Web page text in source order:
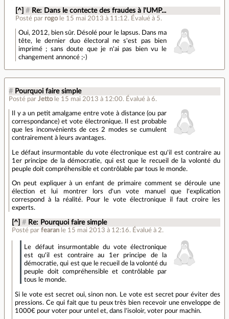
[^] # Re: Dans le contecte des fraudes à l'UMP...
Posté par rogo le 15 mai 2013 à 11:12. Évalué à 5.
Oui, 2012, bien sûr. Désolé pour le lapsus. Dans ma
tête, le dernier duo électoral ne s'est pas bien
imprimé ; sans doute que je n'ai pas bien vu le
changement annoncé ;-)
# Pourquoi faire simple
Posté par Jetto le 15 mai 2013 à 12:00. Évalué à 6.
Il y a un petit amalgame entre vote à distance (ou par
correspondance) et vote électronique. Il est probable
que les inconvénients de ces 2 modes se cumulent
contrairement à leurs avantages.
Le défaut insurmontable du vote électronique est qu'il est contraire au
1er principe de la démocratie, qui est que le recueil de la volonté du
peuple doit compréhensible et contrôlable par tous le monde.
On peut expliquer à un enfant de primaire comment se déroule une
élection et lui montrer lors d'un vote manuel que l'explication
correspond à la réalité. Pour le vote électronique il faut croire les
experts.
[^] # Re: Pourquoi faire simple
Posté parfearan le 15 mai 2013 à 12:16. Évalué à 2.
Le défaut insurmontable du vote électronique
est qu'il est contraire au 1er principe de la
démocratie, qui est que le recueil de la volonté du
peuple doit compréhensible et contrôlable par
tous le monde.
Si le vote est secret oui, sinon non. Le vote est secret pour éviter des
pressions. Ce qui fait que tu peux très bien recevoir une enveloppe de
1000€ pour voter pour untel et, dans l'isoloir, voter pour machin.